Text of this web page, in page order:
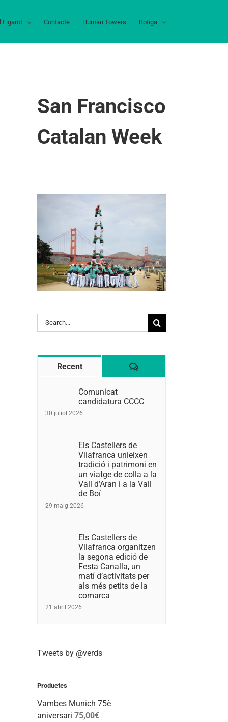
Figarot Contacte Human Towers Botiga
San Francisco
Catalan Week
Search
for:
Recent Comentaris
Comunicat
candidatura CCCC
30 juliol 2026
Els Castellers de
Vilafranca unieixen
tradició i patrimoni en
un viatge de colla a la
Vall d’Aran i a la Vall
de Boí
29 maig 2026
Els Castellers de
Vilafranca organitzen
la segona edició de
Festa Canalla, un
matí d’activitats per
als més petits de la
comarca
21 abril 2026
Tweets by @verds
Productes
Vambes Munich 75è
aniversari 75,00€